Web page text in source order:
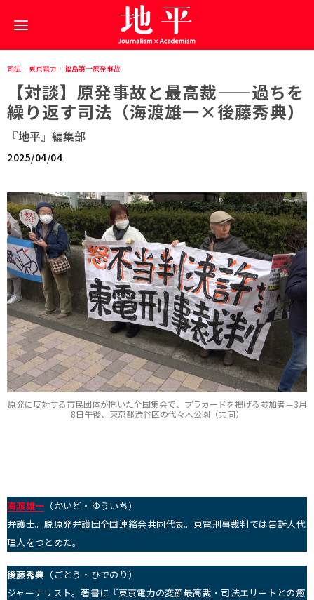
司法 · 東京電力 · 福島第一原発事故
【対談】原発事故と最高裁——過ちを
繰り返す司法（海渡雄一×後藤秀典）
『地平』編集部
2025/04/04
原発に反対する市民団体が開いた全国集会で、プラカードを掲げる参加者＝3月
8日午後、東京都渋谷区の代々木公園（共同）
海渡雄一 （かいど・ゆういち）
弁護士。脱原発弁護団全国連絡会共同代表。東電刑事裁判では告訴人代
理人をつとめた。
後藤秀典 （ごとう・ひでのり）
ジャーナリスト。著書に『東京電力の変節――最高裁・司法エリートとの癒